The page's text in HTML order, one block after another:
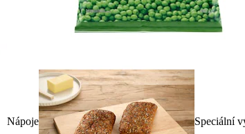
Nápoje Speciální